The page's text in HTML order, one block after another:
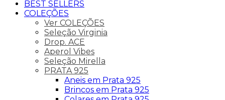
BEST SELLERS
COLEÇÕES
Ver COLEÇÕES
Seleção Virginia
Drop. ACE
Aperol Vibes
Seleção Mirella
PRATA 925
Aneis em Prata 925
Brincos em Prata 925